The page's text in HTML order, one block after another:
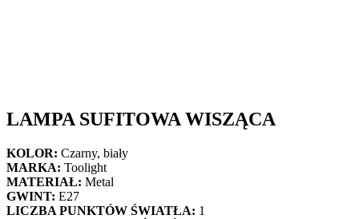
LAMPA SUFITOWA WISZĄCA
KOLOR: Czarny, biały
MARKA: Toolight
MATERIAŁ: Metal
GWINT: E27
LICZBA PUNKTÓW ŚWIATŁA: 1